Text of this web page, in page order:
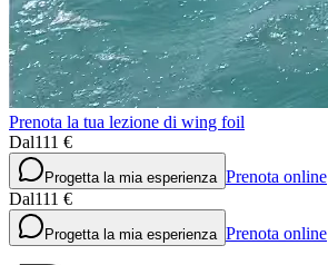
Prenota la tua lezione di wing foil
Dal111 €
Progetta la mia esperienza Prenota online
Dal111 €
Progetta la mia esperienza Prenota online